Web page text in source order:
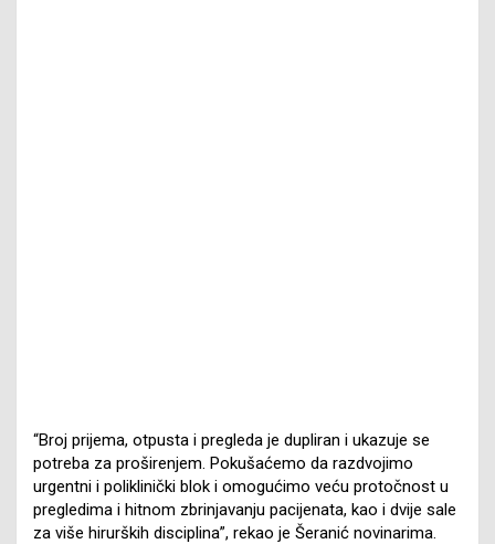
“Broj prijema, otpusta i pregleda je dupliran i ukazuje se
potreba za proširenjem. Pokušaćemo da razdvojimo
urgentni i poliklinički blok i omogućimo veću protočnost u
pregledima i hitnom zbrinjavanju pacijenata, kao i dvije sale
za više hirurških disciplina”, rekao je Šeranić novinarima.